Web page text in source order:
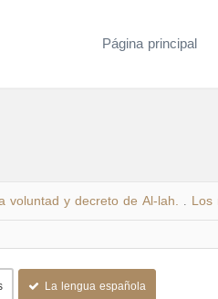
Página principal
voluntad y decreto de Al-lah.
La lengua española